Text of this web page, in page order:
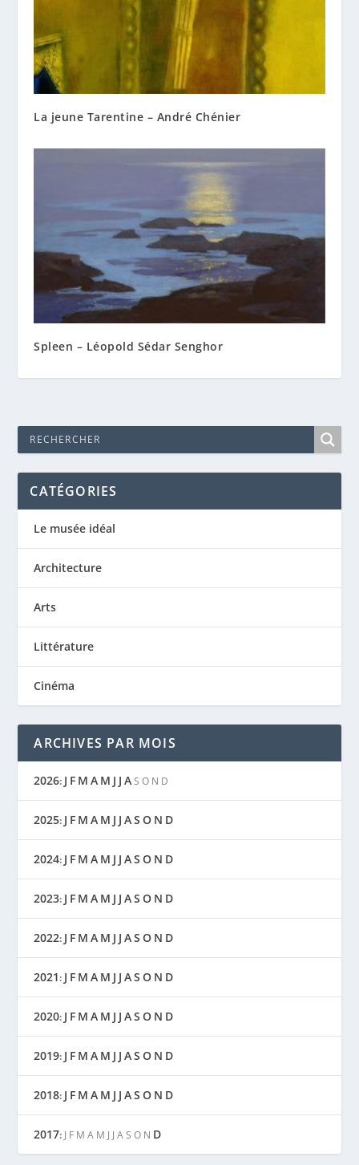
La jeune Tarentine – André Chénier
Spleen – Léopold Sédar Senghor
CATÉGORIES
Le musée idéal
Architecture
Arts
Littérature
Cinéma
ARCHIVES PAR MOIS
2026: J F M A M J J A S O N D
2025: J F M A M J J AS O N D
2024: J F M A M J J AS O N D
2023: J F M A M J J AS O N D
2022: J F M A M J J AS O N D
2021: J F M A M J J AS O N D
2020: J F M A M J J AS O N D
2019: J F M A M J J AS O N D
2018: J F M A M J J AS O N D
2017: J F M A M J J A S O N D